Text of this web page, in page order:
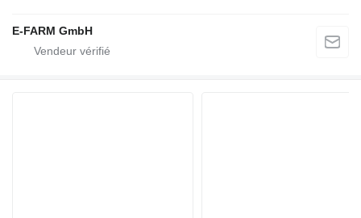
E-FARM GmbH